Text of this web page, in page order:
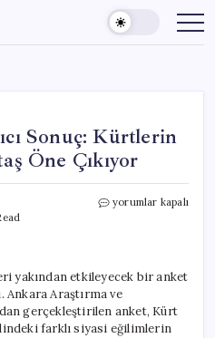
Sonuç: Kürtlerin
Öne Çıkıyor
Son
Temsilinde
Demirtaş
Öne
Çıkıyor
yorumlar kapalı
yakından etkileyecek bir anket
Ankara Araştırma ve
gerçekleştirilen anket, Kürt
farklı siyasi eğilimlerin